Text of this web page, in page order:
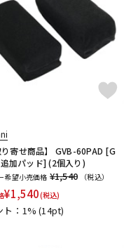
り寄せ商品】 GVB-60PAD [G
加パッド] (2個入り)
希望小売価格 ¥1,540
（税込）
¥1,540(税込)
ト：1%(14pt)